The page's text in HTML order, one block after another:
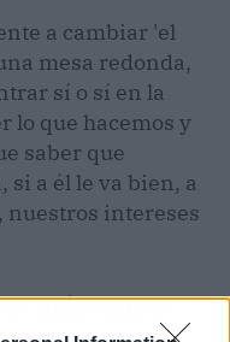
a cambiar 'el
mesa redonda,
sí o sí en la
lo que hacemos y
saber que
si a él le va bien, a
nuestros intereses
más lejos